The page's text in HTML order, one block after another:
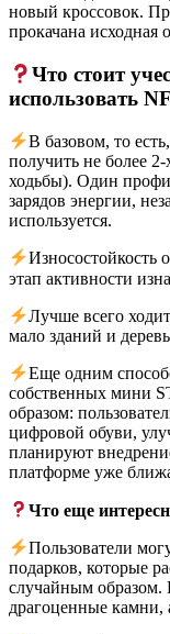
новый кроссовок.
прокачана исходная
Что стоит
использовать
В базовом, то
получить не более
ходьбы). Один
зарядов энергии,
используется.
Износостойкость
этап активности
Лучше всего
мало зданий и
Еще одним
собственных мини
образом:
цифровой обуви,
планируют
платформе уже
Что еще
Пользователи
подарков, которые
случайным образом.
драгоценные камни,